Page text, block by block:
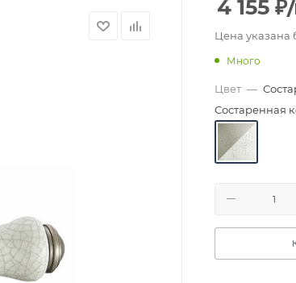
4 155 ₽
Цена указана
Много
Цвет —
Состаренная